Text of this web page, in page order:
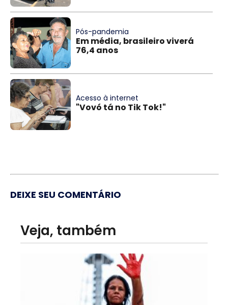
Pós-pandemia
Em média, brasileiro viverá
76,4 anos
Acesso à internet
"Vovó tá no Tik Tok!"
DEIXE SEU COMENTÁRIO
Veja, também